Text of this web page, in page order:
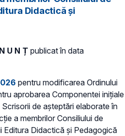
Didactică și
U N Ț publicat în data
pentru modificarea Ordinului
aprobarea Componentei inițiale
de așteptări elaborate în
a membrilor Consiliului de
Editura Didactică și Pedagogică